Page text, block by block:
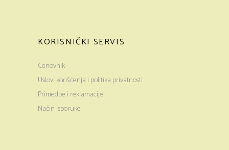
KORISNIČKI SERVIS
Cenovnik
Uslovi korišćenja i politika privatnosti
Primedbe i reklamacije
Način isporuke